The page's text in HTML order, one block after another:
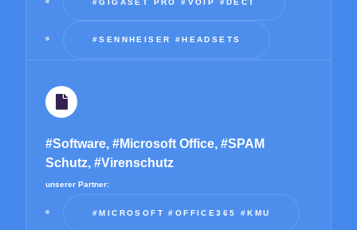
#SENNHEISER #HEADSETS
#Software, #Microsoft Office, #SPAM
Schutz, #Virenschutz
unserer Partner:
#MICROSOFT #OFFICE365 #KMU